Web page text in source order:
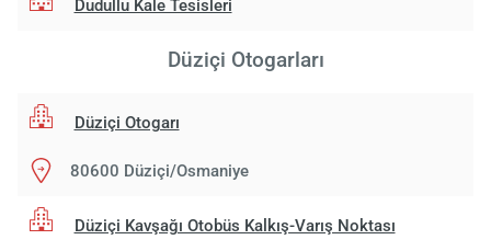
Dudullu Kale Tesisleri
Düziçi Otogarları
Düziçi Otogarı
80600 Düziçi/Osmaniye
Düziçi Kavşağı Otobüs Kalkış-Varış Noktası